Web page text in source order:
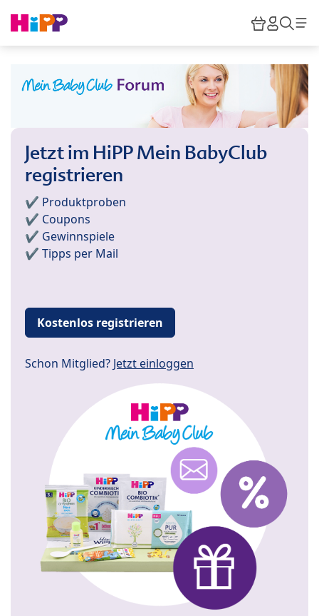
HiPP
Jetzt im HiPP Mein BabyClub
registrieren
✔️ Produktproben
✔️ Coupons
✔️ Gewinnspiele
✔️ Tipps per Mail
Kostenlos registrieren
Schon Mitglied? Jetzt einloggen